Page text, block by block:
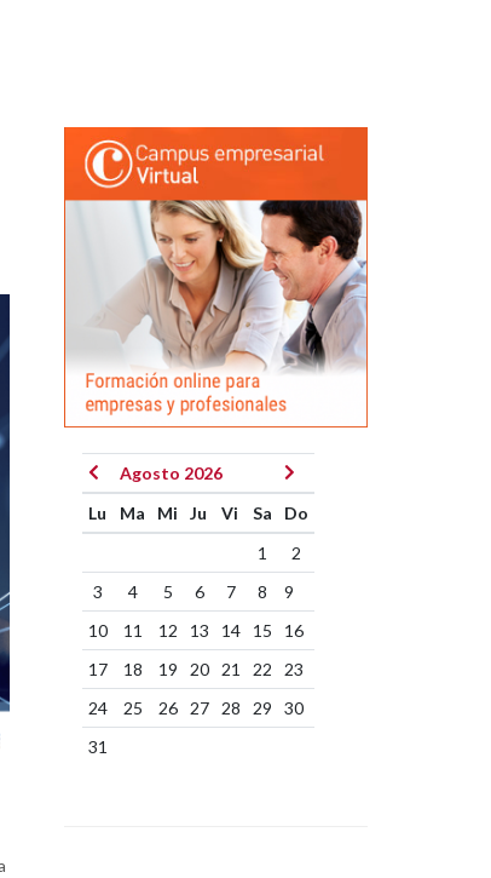
Agosto 2026
Lu
Ma Mi Ju Vi Sa
Do
1
2
3
4 5 6 7 8
9
10
11 12 13 14 15
16
17
18 19 20 21 22
23
24
25 26 27 28 29
30
31